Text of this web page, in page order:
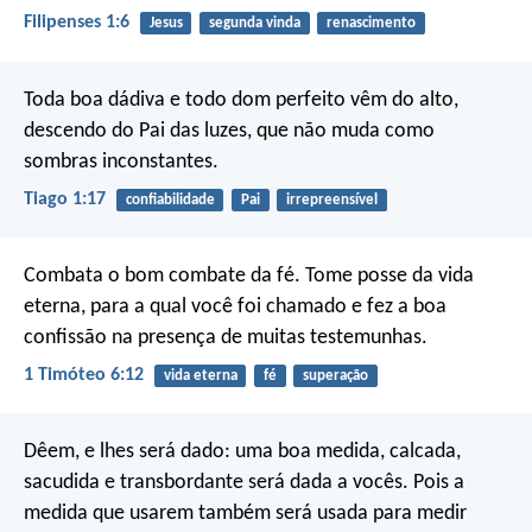
Filipenses 1:6 Jesus segunda vinda renascimento
Toda boa dádiva e todo dom perfeito vêm do alto,
descendo do Pai das luzes, que não muda como
sombras inconstantes.
Tiago 1:17 confiabilidade Pai irrepreensível
Combata o bom combate da fé. Tome posse da vida
eterna, para a qual você foi chamado e fez a boa
confissão na presença de muitas testemunhas.
1 Timóteo 6:12 vida eterna fé superação
Dêem, e lhes será dado: uma boa medida, calcada,
sacudida e transbordante será dada a vocês. Pois a
medida que usarem também será usada para medir